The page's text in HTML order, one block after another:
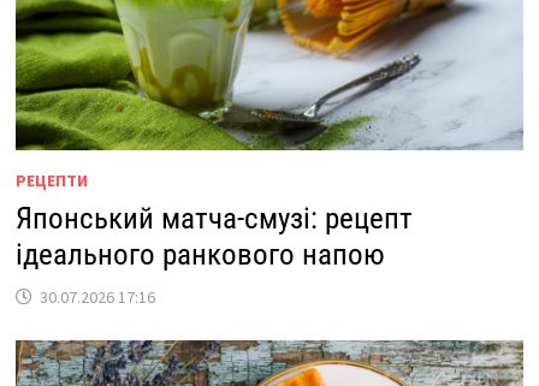
РЕЦЕПТИ
Японський матча-смузі: рецепт
ідеального ранкового напою
30.07.2026 17:16